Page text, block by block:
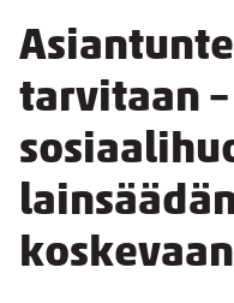
tarvitaan